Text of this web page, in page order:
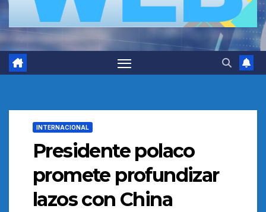
INTERNACIONAL
Presidente polaco
promete profundizar
lazos con China